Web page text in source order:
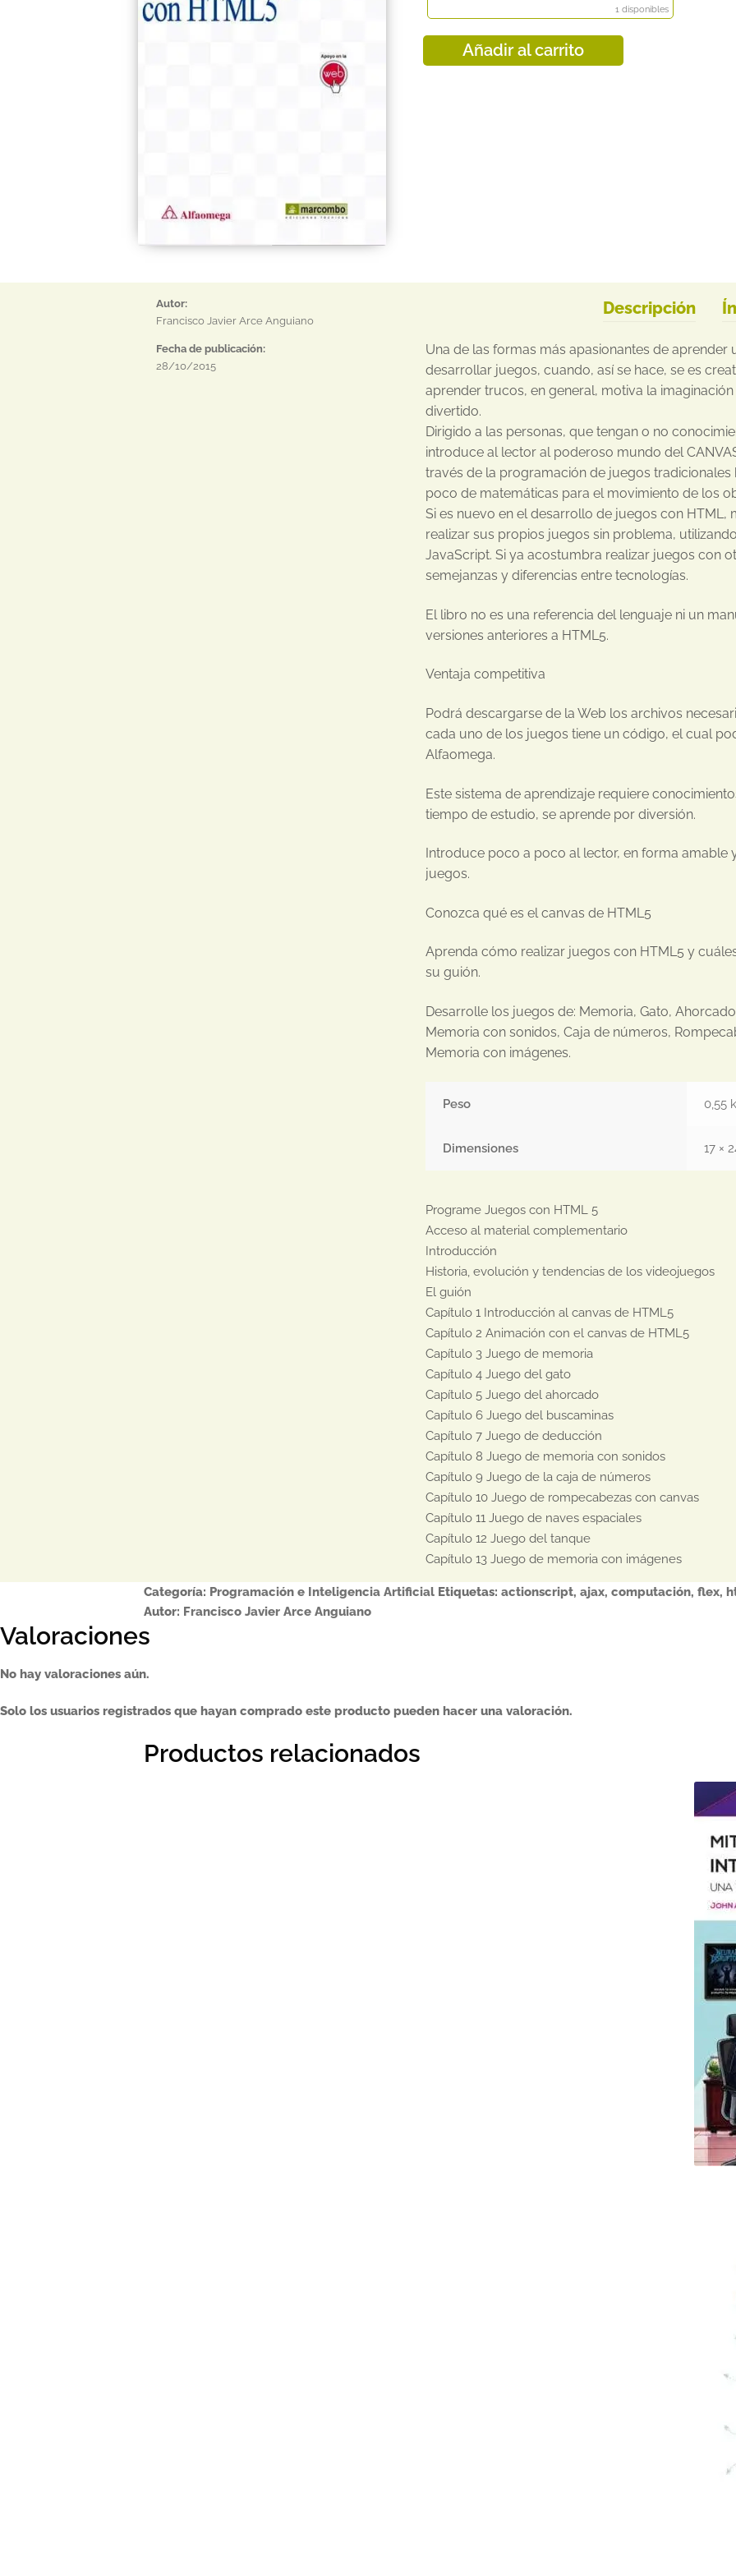
1 disponibles
Añadir al carrito
Autor:
Francisco Javier Arce Anguiano
Fecha de publicación:
28/10/2015
Descripción
Una de las formas más apasionantes de
desarrollar juegos, cuando, así se hace, se es
aprender trucos, en general, motiva la
divertido.
Dirigido a las personas, que tengan o no
introduce al lector al poderoso mundo del
través de la programación de juegos
poco de matemáticas para el movimiento de los
Si es nuevo en el desarrollo de juegos con
realizar sus propios juegos sin problema,
JavaScript. Si ya acostumbra realizar juegos con
semejanzas y diferencias entre tecnologías.
El libro no es una referencia del lenguaje ni un
versiones anteriores a HTML5.
Ventaja competitiva
Podrá descargarse de la Web los archivos
cada uno de los juegos tiene un código, el cual
Alfaomega.
Este sistema de aprendizaje requiere
tiempo de estudio, se aprende por diversión.
Introduce poco a poco al lector, en forma amable
juegos.
Conozca qué es el canvas de HTML5
Aprenda cómo realizar juegos con HTML5 y
su guión.
Desarrolle los juegos de: Memoria, Gato,
Memoria con sonidos, Caja de números,
Memoria con imágenes.
Peso 0,55
Dimensiones 17 ×
Programe Juegos con HTML 5
Acceso al material complementario
Introducción
Historia, evolución y tendencias de los videojuegos
El guión
Capítulo 1 Introducción al canvas de HTML5
Capítulo 2 Animación con el canvas de HTML5
Capítulo 3 Juego de memoria
Capítulo 4 Juego del gato
Capítulo 5 Juego del ahorcado
Capítulo 6 Juego del buscaminas
Capítulo 7 Juego de deducción
Capítulo 8 Juego de memoria con sonidos
Capítulo 9 Juego de la caja de números
Capítulo 10 Juego de rompecabezas con canvas
Capítulo 11 Juego de naves espaciales
Capítulo 12 Juego del tanque
Capítulo 13 Juego de memoria con imágenes
Categoría: Programación e Inteligencia Artificial Etiquetas: actionscript, ajax, computación, flex,
Autor: Francisco Javier Arce Anguiano
Valoraciones
No hay valoraciones aún.
Solo los usuarios registrados que hayan comprado este producto pueden hacer una valoración.
Productos relacionados